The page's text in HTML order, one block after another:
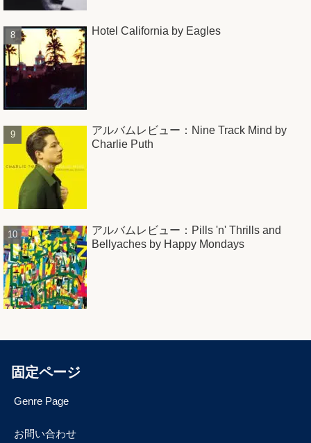
Hotel California by Eagles
アルバムレビュー：Nine Track Mind by
Charlie Puth
アルバムレビュー：Pills 'n' Thrills and
Bellyaches by Happy Mondays
固定ページ
Genre Page
お問い合わせ